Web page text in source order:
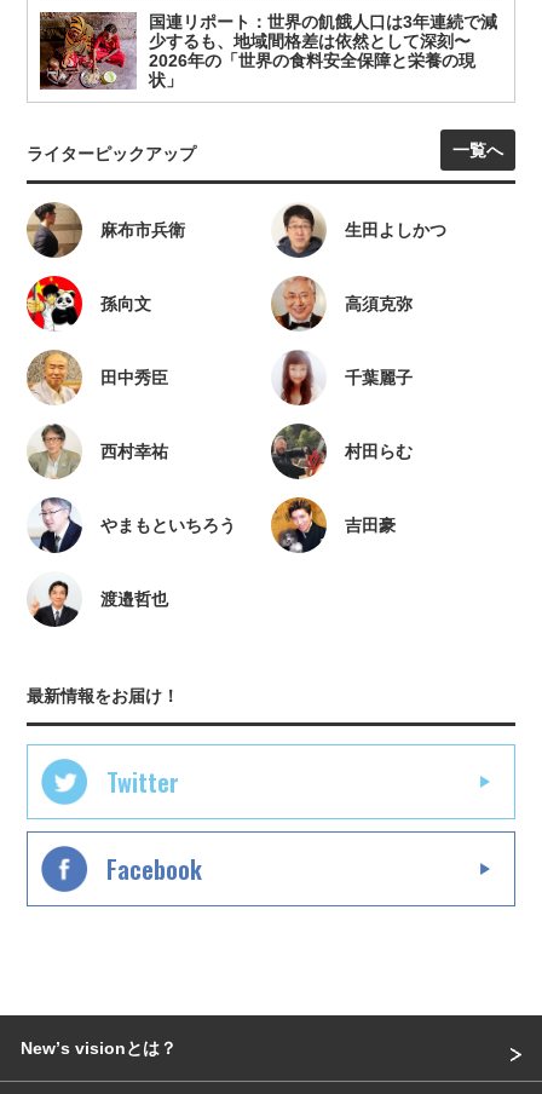
国連リポート：世界の飢餓人口は3年連続で減
少するも、地域間格差は依然として深刻〜
2026年の「世界の食料安全保障と栄養の現
状」
ライターピックアップ 一覧へ
麻布市兵衛 生田よしかつ
孫向文 高須克弥
田中秀臣 千葉麗子
西村幸祐 村田らむ
やまもといちろう 吉田豪
渡邉哲也
最新情報をお届け！
Twitter
Facebook
Newʼs visionとは？